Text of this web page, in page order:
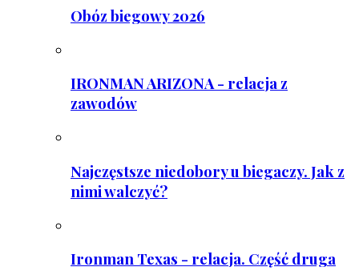
Obóz biegowy 2026
IRONMAN ARIZONA - relacja z
zawodów
Najczęstsze niedobory u biegaczy. Jak z
nimi walczyć?
Ironman Texas - relacja. Część druga